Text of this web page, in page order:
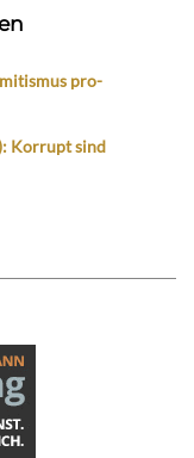
pro-
Korrupt sind